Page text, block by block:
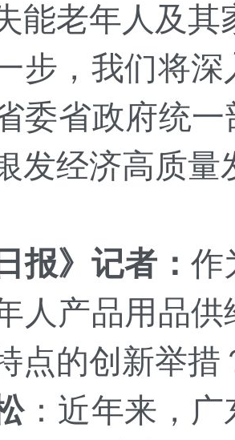
能老年人及
，我们将深
委省政府统
发经济高质量
报》 记者：作
人产品用品
点的创新举措
： 近年来，